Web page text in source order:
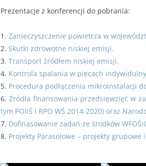
Prezentacje z konferencji do pobrania:
1. Zanieczyszczenie powietrza w
2. Skutki zdrowotne niskiej emisji.
3. Transport źródłem niskiej emisji.
4. Kontrola spalania w piecach
5. Procedura podłączenia mikroinstalacji
6. Żródła finansowania przedsięwzięć w
tym POIiŚ i RPO WŚ 2014-2020) oraz
7. Dofinasowanie zadań ze środków
8. Projekty Parasolowe – projekty grupowe